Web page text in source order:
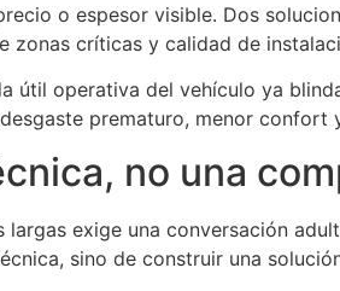
o espesor visible. Dos
zonas críticas y calidad de
útil operativa del vehículo ya
prematuro, menor confort
no una
largas exige una conversación
sino de construir una